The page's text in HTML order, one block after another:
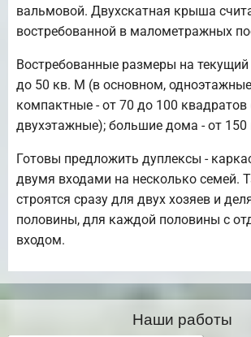
вальмовой. Двухскатная крыша
востребованной в малометражных
Востребованные размеры на
до 50 кв. М (в основном,
компактные - от 70 до 100
двухэтажные); большие дома - от
Готовы предложить дуплексы -
двумя входами на несколько семей.
строятся сразу для двух хозяев и
половины, для каждой половины с
входом.
Наши работы